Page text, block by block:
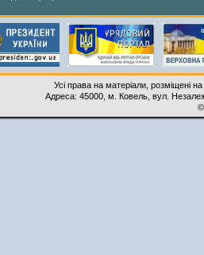
Усі права на матеріали, розміщені
Адреса: 45000, м. Ковель, вул.